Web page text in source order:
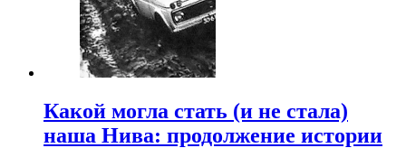
Какой могла стать (и не стала)
наша Нива: продолжение истории